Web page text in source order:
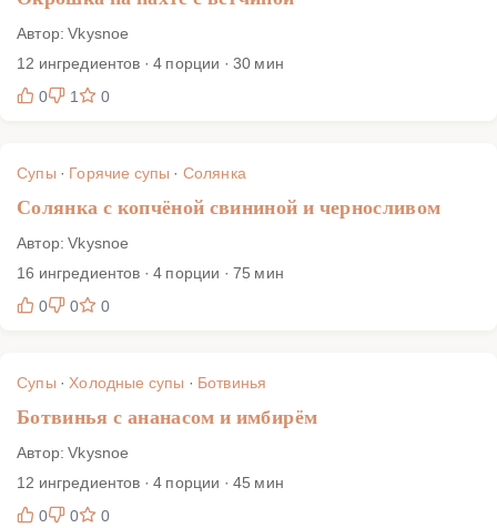
Автор: Vkysnoe
12 ингредиентов · 4 порции · 30 мин
0
1 0
Супы · Горячие супы · Солянка
Солянка с копчёной свининой и черносливом
Автор: Vkysnoe
16 ингредиентов · 4 порции · 75 мин
0
0 0
Супы ·Холодные супы · Ботвинья
Ботвинья с ананасом и имбирём
Автор: Vkysnoe
12 ингредиентов · 4 порции · 45 мин
0
0 0